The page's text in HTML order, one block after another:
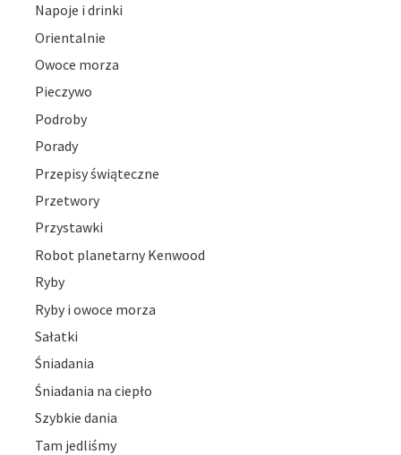
Napoje i drinki
Orientalnie
Owoce morza
Pieczywo
Podroby
Porady
Przepisy świąteczne
Przetwory
Przystawki
Robot planetarny Kenwood
Ryby
Ryby i owoce morza
Sałatki
Śniadania
Śniadania na ciepło
Szybkie dania
Tam jedliśmy